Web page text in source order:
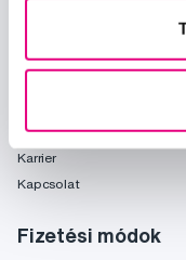
Rólunk
Karrier
Kapcsolat
Fizetési módok